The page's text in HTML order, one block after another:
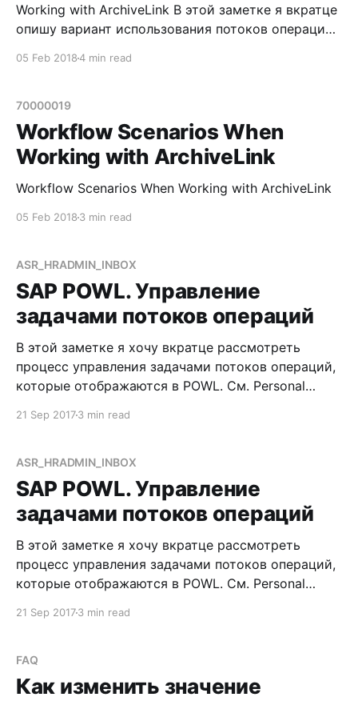
Working with ArchiveLink В этой заметке я вкратце
опишу вариант использования потоков операций
сценариев использования потоков операций при
работе с документами, сохраняющимися
в ArchiveLink. См. Storage Scenarios with Integration
05 Feb 20184 min read
70000019
Workflow Scenarios When
Working with ArchiveLink
Workflow Scenarios When Working with ArchiveLink
05 Feb 2018 3 min read
ASR_HRADMIN_INBOX
SAP POWL. Управление
задачами потоков операций
В этой заметке я хочу вкратце рассмотреть
процесс управления задачами потоков операций,
которые отображаются в POWL. См. Personal
функциональностью SAP Processes and Forms, вы,
операций. Обо всем этом на страницах данного
бложика сказано не то чтобы много, но
21 Sep 20173 min read
ASR_HRADMIN_INBOX
SAP POWL. Управление
задачами потоков операций
В этой заметке я хочу вкратце рассмотреть
процесс управления задачами потоков операций,
которые отображаются в POWL. См. Personal
функциональностью SAP Processes and Forms, вы,
операций. Обо всем этом на страницах данного
бложика сказано не то чтобы много, но
21 Sep 20173 min read
FAQ
Как изменить значение